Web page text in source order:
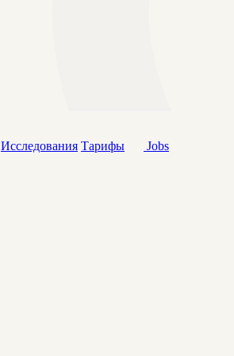
Исследования Тарифы Jobs